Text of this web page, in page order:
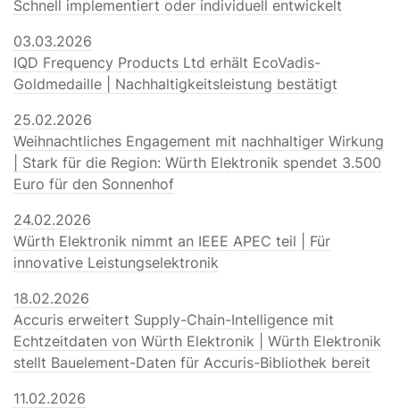
Schnell implementiert oder individuell entwickelt
03.03.2026
IQD Frequency Products Ltd erhält EcoVadis-
Goldmedaille | Nachhaltigkeitsleistung bestätigt
25.02.2026
Weihnachtliches Engagement mit nachhaltiger Wirkung
| Stark für die Region: Würth Elektronik spendet 3.500
Euro für den Sonnenhof
24.02.2026
Würth Elektronik nimmt an IEEE APEC teil | Für
innovative Leistungselektronik
18.02.2026
Accuris erweitert Supply-Chain-Intelligence mit
Echtzeitdaten von Würth Elektronik | Würth Elektronik
stellt Bauelement-Daten für Accuris-Bibliothek bereit
11.02.2026